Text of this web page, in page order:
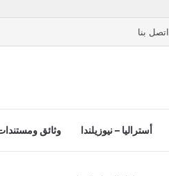
اتصل بنا
أستراليا – نيوزيلندا وثائق